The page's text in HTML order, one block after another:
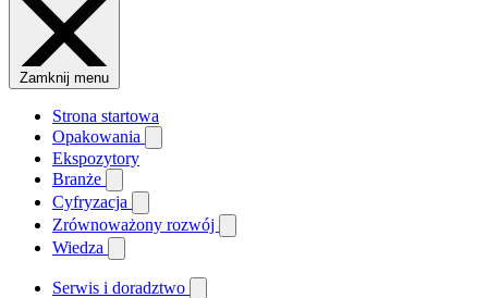
Zamknij menu
Strona startowa
Opakowania
Ekspozytory
Branże
Cyfryzacja
Zrównoważony rozwój
Wiedza
Serwis i doradztwo